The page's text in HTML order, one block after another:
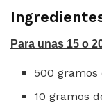
Para unas 15 o
500
10 gramos